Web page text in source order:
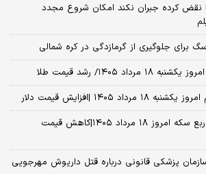
را نقض کرده جبران نکند امکان شروع مجدد
جلوگیری از گرمازدگی در کره شمالی
۱۴۰۵/ رشد قیمت طلا
۱۴۰۵ |افزایش قیمت دلار
قیمت سکه، نیم سکه و ربع سکه امروز ۱۸ مرداد ۱۴۰۵|کاهش قیمت
پزشکی قانونی درباره قتل داریوش مهرجویی